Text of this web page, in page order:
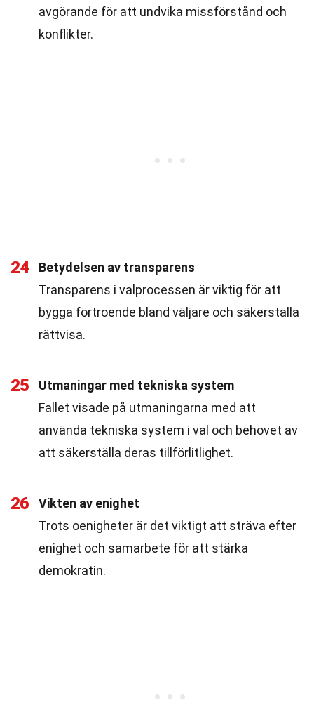
avgörande för att undvika missförstånd och
konflikter.
24
Betydelsen av transparens
Transparens i valprocessen är viktig för att
bygga förtroende bland väljare och säkerställa
rättvisa.
25
Utmaningar med tekniska system
Fallet visade på utmaningarna med att
använda tekniska system i val och behovet av
att säkerställa deras tillförlitlighet.
26
Vikten av enighet
Trots oenigheter är det viktigt att sträva efter
enighet och samarbete för att stärka
demokratin.